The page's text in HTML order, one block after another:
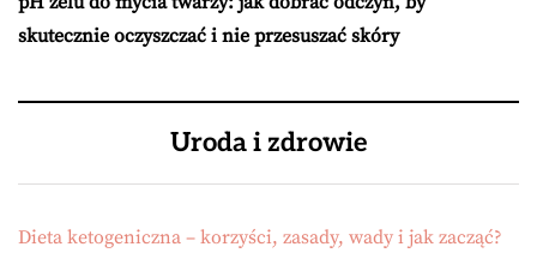
skutecznie oczyszczać i nie przesuszać skóry
Uroda i zdrowie
Dieta ketogeniczna – korzyści, zasady, wady i jak zacząć?